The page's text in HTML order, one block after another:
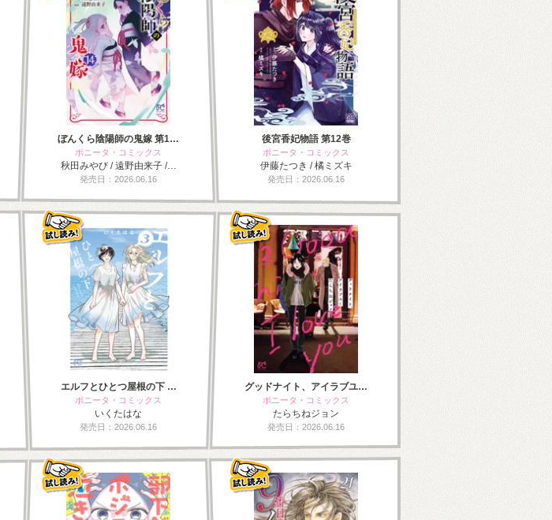
ぼんくら陰陽師の鬼嫁 第1…
ボニータ・コミックス
秋田みやび / 遠野由来子 /…
発売日：2026.06.16
後宮香妃物語 第12巻
ボニータ・コミックス
伊藤たつき / 橘ミズキ
発売日：2026.06.16
エルフとひとつ屋根の下 …
ボニータ・コミックス
いくたはな
発売日：2026.06.16
グッドナイト、アイラブユ…
ボニータ・コミックス
たらちねジョン
発売日：2026.06.16